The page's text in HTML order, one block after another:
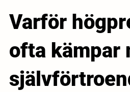
Varför
ofta kämpar